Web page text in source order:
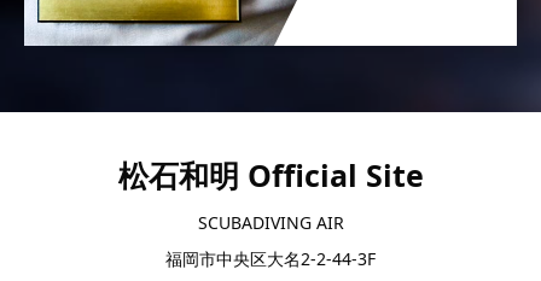
松石和明 Official Site
SCUBADIVING AIR
福岡市中央区大名2-2-44-3F